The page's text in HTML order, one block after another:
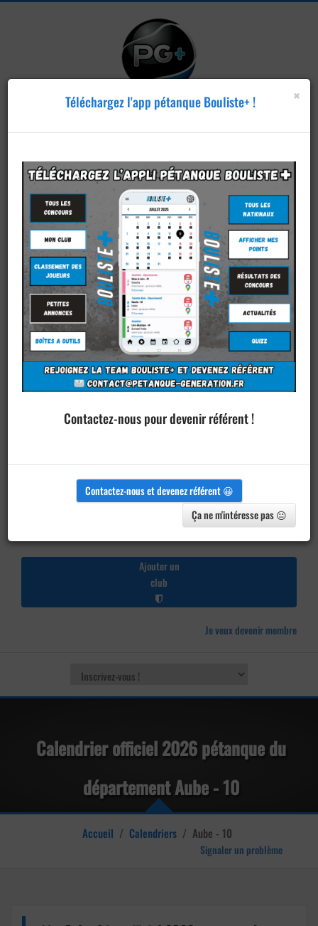
Publier un
concours
Ajouter un
club
Je veux devenir membre
Calendrier officiel 2026 pétanque du
département Aube - 10
Accueil / Calendriers / Aube - 10
Signaler un problème
×
Téléchargez l'app pétanque Bouliste+ !
Contactez-nous pour devenir référent !
Contactez-nous et devenez référent 😀
Ça ne m'intéresse pas 😐